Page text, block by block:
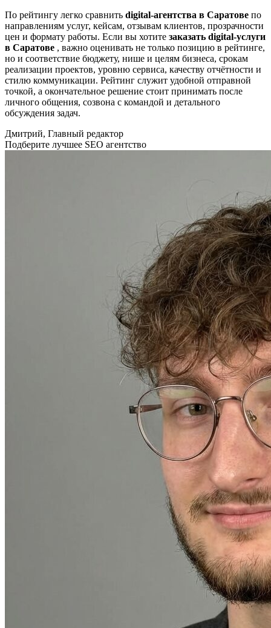
По рейтингу легко сравнить digital-агентства в Саратове по
направлениям услуг, кейсам, отзывам клиентов, прозрачности
цен и формату работы. Если вы хотите заказать digital-услуги
в Саратове , важно оценивать не только позицию в рейтинге,
но и соответствие бюджету, нише и целям бизнеса, срокам
реализации проектов, уровню сервиса, качеству отчётности и
стилю коммуникации. Рейтинг служит удобной отправной
точкой, а окончательное решение стоит принимать после
личного общения, созвона с командой и детального
обсуждения задач.
Дмитрий, Главный редактор
Подберите лучшее SEO агентство